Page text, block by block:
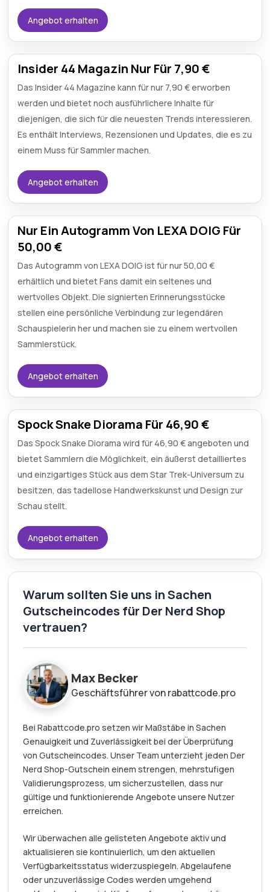
Angebot erhalten
Insider 44 Magazin Nur Für 7,90 €
Das Insider 44 Magazine kann für nur 7,90 € erworben
werden und bietet noch ausführlichere Inhalte für
diejenigen, die sich für die neuesten Trends interessieren.
Es enthält Interviews, Rezensionen und Updates, die es zu
einem Muss für Sammler machen.
Angebot erhalten
Nur Ein Autogramm Von LEXA DOIG Für
50,00 €
Das Autogramm von LEXA DOIG ist für nur 50,00 €
erhältlich und bietet Fans damit ein seltenes und
wertvolles Objekt. Die signierten Erinnerungsstücke
stellen eine persönliche Verbindung zur legendären
Schauspielerin her und machen sie zu einem wertvollen
Sammlerstück.
Angebot erhalten
Spock Snake Diorama Für 46,90 €
Das Spock Snake Diorama wird für 46,90 € angeboten und
bietet Sammlern die Möglichkeit, ein äußerst detailliertes
und einzigartiges Stück aus dem Star Trek-Universum zu
besitzen, das tadellose Handwerkskunst und Design zur
Schau stellt.
Angebot erhalten
Warum sollten Sie uns in Sachen
Gutscheincodes für Der Nerd Shop
vertrauen?
Max Becker
Geschäftsführer von rabattcode.pro
Bei Rabattcode.pro setzen wir Maßstäbe in Sachen
Genauigkeit und Zuverlässigkeit bei der Überprüfung
von Gutscheincodes. Unser Team unterzieht jeden Der
Nerd Shop-Gutschein einem strengen, mehrstufigen
Validierungsprozess, um sicherzustellen, dass nur
gültige und funktionierende Angebote unsere Nutzer
erreichen.
Wir überwachen alle gelisteten Angebote aktiv und
aktualisieren sie kontinuierlich, um den aktuellen
Verfügbarkeitsstatus widerzuspiegeln. Abgelaufene
oder unzuverlässige Codes werden umgehend